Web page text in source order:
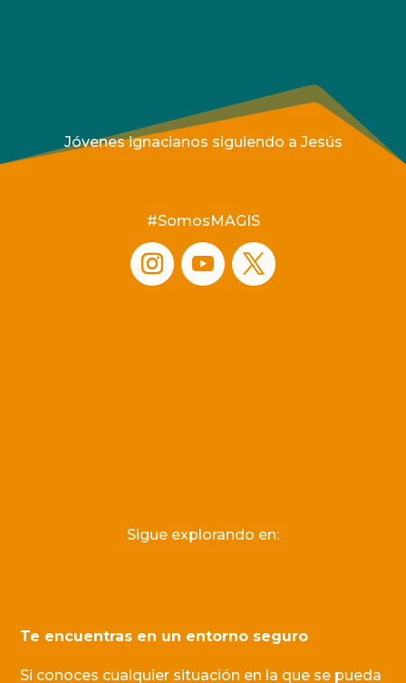
Jóvenes ignacianos siguiendo a Jesús
#SomosMAGIS
Sigue explorando en:
Te encuentras en un entorno seguro
Si conoces cualquier situación en la que se pueda